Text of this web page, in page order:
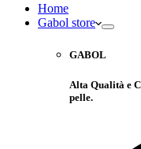
Home
Gabol store
GABOL
Alta Qualità e
pelle.